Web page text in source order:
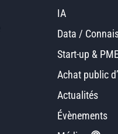
IA
Data /
Start-up &
Achat public
Actualités
Évènements